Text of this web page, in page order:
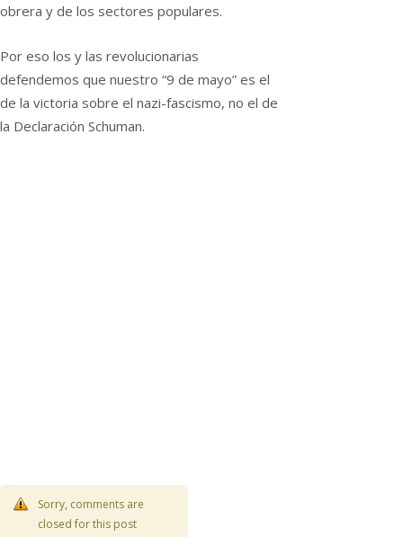
obrera y de los sectores populares.
Por eso los y las revolucionarias
defendemos que nuestro “9 de mayo” es el
de la victoria sobre el nazi-fascismo, no el de
la Declaración Schuman.
Sorry, comments are
closed for this post